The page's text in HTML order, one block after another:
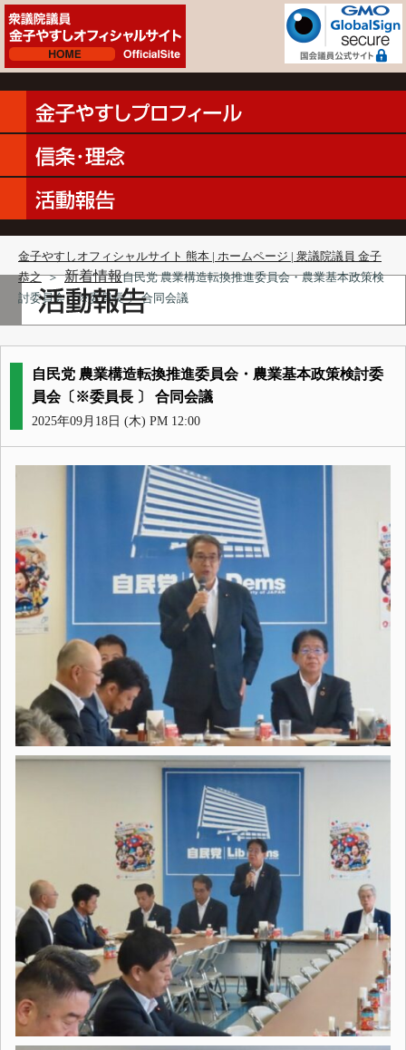
金子やすしオフィシャルサイト 熊本 | ホームページ | 衆議院議員 金子
恭之 ＞ 新着情報自民党 農業構造転換推進委員会・農業基本政策検
討委員会〔※委員長 〕 合同会議
自民党 農業構造転換推進委員会・農業基本政策検討委
員会〔※委員長 〕 合同会議
2025年09月18日 (木) PM 12:00